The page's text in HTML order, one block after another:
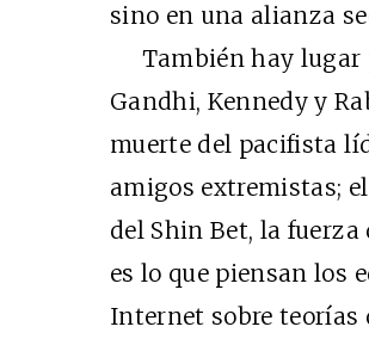
sino en una alianza
También hay lugar
Gandhi, Kennedy y
muerte del pacifista
amigos extremistas;
del Shin Bet, la fuerza
es lo que piensan los
Internet sobre teorías